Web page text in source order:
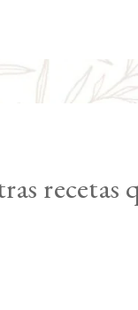
recetas